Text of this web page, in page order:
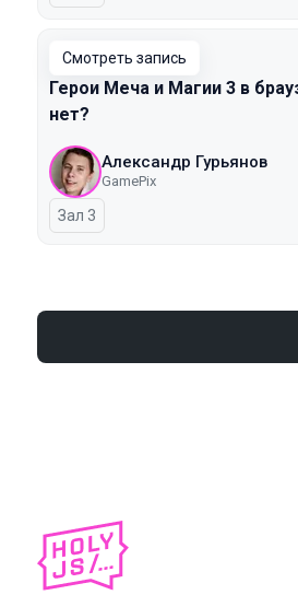
Смотреть запись
Герои Меча и Магии 3 в
нет?
Александр Гурьянов
GamePix
Зал 3